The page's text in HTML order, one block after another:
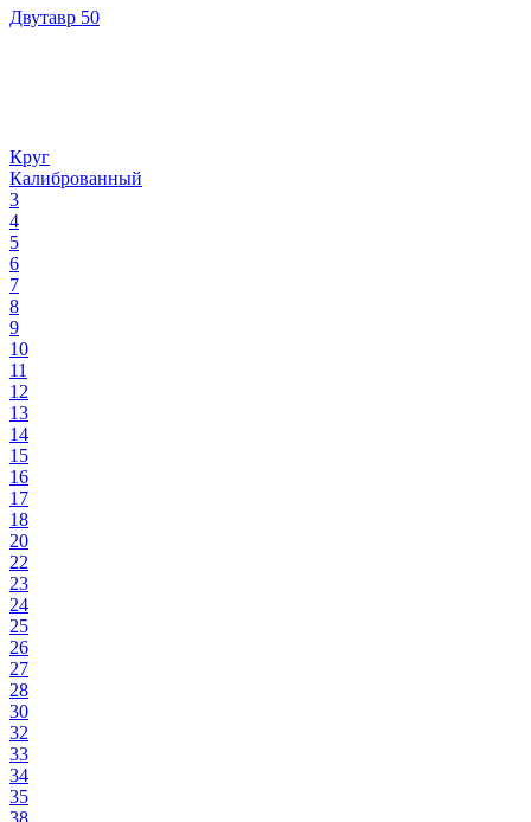
Двутавр 50
Круг
Калиброванный
3
4
5
6
7
8
9
10
11
12
13
14
15
16
17
18
20
22
23
24
25
26
27
28
30
32
33
34
35
38